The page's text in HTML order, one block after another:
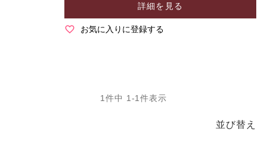
詳細を見る
お気に入りに登録する
並び替え
1 件中 1 -1件表示